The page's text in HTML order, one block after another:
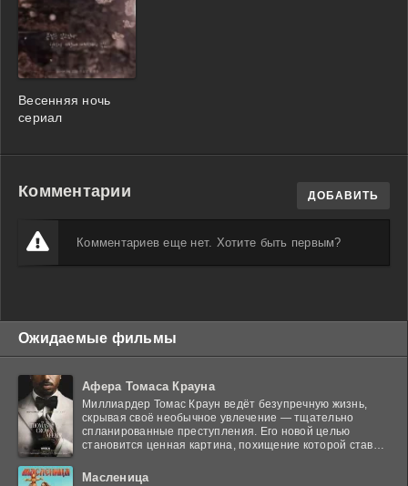
Весенняя ночь
сериал
Комментарии ДОБАВИТЬ
Комментариев еще нет. Хотите быть первым?
Ожидаемые фильмы
Афера Томаса Крауна
Миллиардер Томас Краун ведёт безупречную жизнь,
скрывая своё необычное увлечение — тщательно
спланированные преступления. Его новой целью
становится ценная картина, похищение которой ставит
Масленица